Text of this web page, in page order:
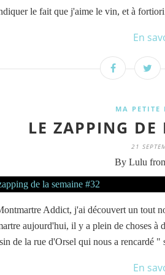
le fait que j'aime le vin, et à
En
MA PETITE
LE ZAPPING
21
By Lulu
Addict, j'ai découvert un tout
aujourd'hui, il y a plein de choses à
de la rue d'Orsel qui nous a rencardé "
En